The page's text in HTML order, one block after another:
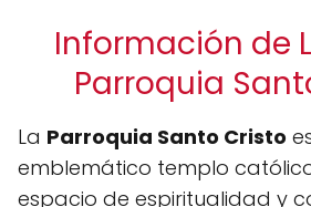
Información de
Parroquia
La Parroquia Santo Cristo
emblemático templo
espacio de espiritualidad y